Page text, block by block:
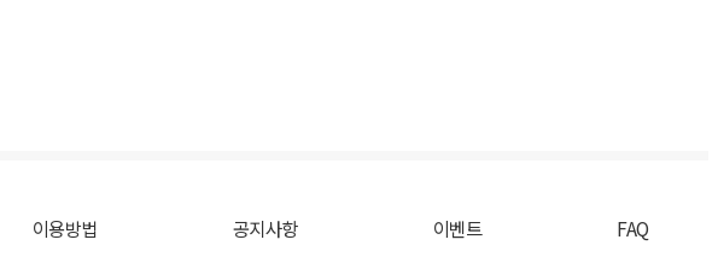
이용방법 공지사항 이벤트 FAQ